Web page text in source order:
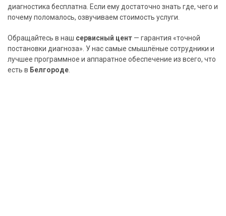
диагностика бесплатна. Если ему достаточно знать где, чего и
почему поломалось, озвучиваем стоимость услуги.
Обращайтесь в наш сервисный цент — гарантия «точной
постановки диагноза». У нас самые смышлёные сотрудники и
лучшее программное и аппаратное обеспечение из всего, что
есть в Белгороде